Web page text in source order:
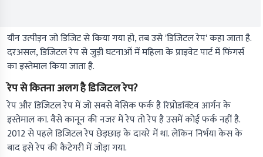
यौन उत्पीड़न जो डिजिट से किया गया हो, तब उसे 'डिजिटल रेप' कहा जाता है.
दरअसल, डिजिटल रेप से जुड़ी घटनाओं में महिला के प्राइवेट पार्ट में फिंगर्स
का इस्तेमाल किया जाता है.
रेप से कितना अलग है डिजिटल रेप?
रेप और डिजिटल रेप में जो सबसे बेसिक फर्क है रिप्रोडक्टिव आर्गन के
इस्तेमाल का. वैसे कानून की नजर में रेप तो रेप है उसमें कोई फर्क नहीं है.
2012 से पहले डिजिटल रेप छेड़छाड़ के दायरे में था. लेकिन निर्भया केस के
बाद इसे रेप की कैटेगरी में जोड़ा गया.